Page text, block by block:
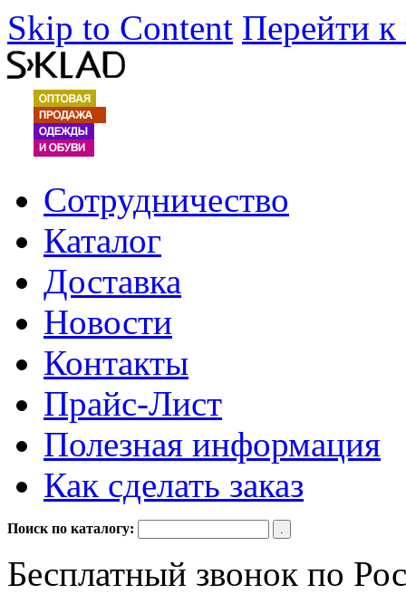
Skip to Content Перейти к
Сотрудничество
Каталог
Доставка
Новости
Контакты
Прайс-Лист
Полезная информация
Как сделать заказ
Поиск по каталогу:
Бесплатный звонок по